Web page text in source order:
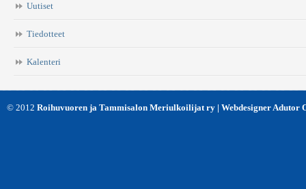
Uutiset
Tiedotteet
Kalenteri
© 2012 Roihuvuoren ja Tammisalon Meriulkoilijat ry | Webdesigner Adutor